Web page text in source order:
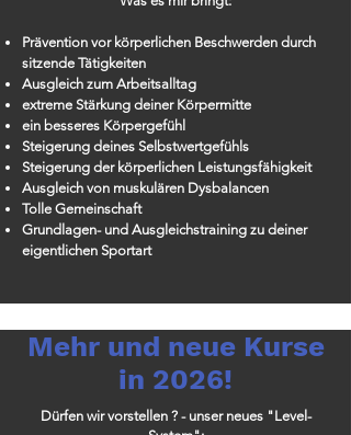
Prävention vor körperlichen Beschwerden durch
sitzende Tätigkeiten
Ausgleich zum Arbeitsalltag
extreme Stärkung deiner Körpermitte
ein besseres Körpergefühl
Steigerung deines Selbstwertgefühls
Steigerung der körperlichen Leistungsfähigkeit
Ausgleich von muskulären Dysbalancen
Tolle Gemeinschaft
Grundlagen- und Ausgleichstraining zu deiner
eigentlichen Sportart
Mehr und neue Kurse
in 2026!
Dürfen wir vorstellen ? - unser neues "Level-